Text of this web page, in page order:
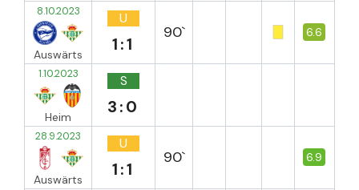
8.10.2023
Auswärts
U
1:1
90` 6.6
1.10.2023
Heim
S
3:0
28.9.2023
Auswärts
U
1:1
90` 6.9